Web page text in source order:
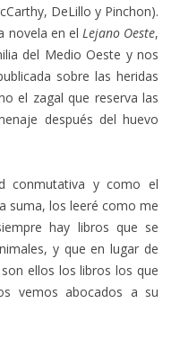
DeLillo y Pinchon).
novela en el Lejano Oeste,
del Medio Oeste y nos
sobre las heridas
el zagal que reserva las
después del huevo
conmutativa y como el
suma, los leeré como me
hay libros que se
y que en lugar de
ellos los libros los que
vemos abocados a su